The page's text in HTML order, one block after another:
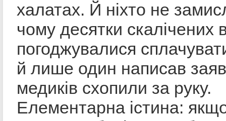
халатах. Й ніхто не
чому десятки скалічених
погоджувалися
й лише один написав
медиків схопили за руку.
Елементарна істина: